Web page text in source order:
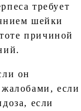
требует
шейки
причиной
он
если
если